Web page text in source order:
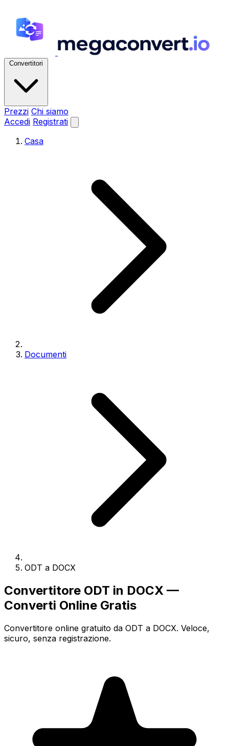
Convertitori
Prezzi Chi siamo
Accedi Registrati
Casa
Documenti
ODT a DOCX
Convertitore ODT in DOCX —
Converti Online Gratis
Convertitore online gratuito da ODT a DOCX. Veloce,
sicuro, senza registrazione.